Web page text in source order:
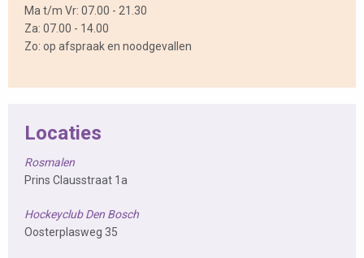
Ma t/m Vr: 07.00 - 21.30
Za: 07.00 - 14.00
Zo: op afspraak en noodgevallen
Locaties
Rosmalen
Prins Clausstraat 1a
Hockeyclub Den Bosch
Oosterplasweg 35